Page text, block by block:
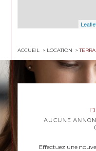
ACCUEIL LOCATION
AUCUNE
Effectuez une